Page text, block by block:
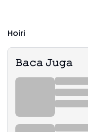
Hoiri
𝙱𝚊𝚌𝚊 𝙹𝚞𝚐𝚊